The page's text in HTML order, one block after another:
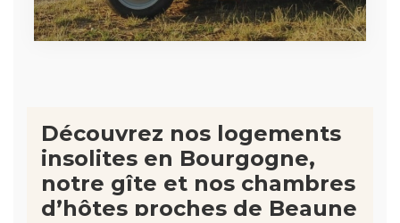
Découvrez nos logements
insolites en Bourgogne,
notre gîte et nos chambres
d’hôtes proches de Beaune